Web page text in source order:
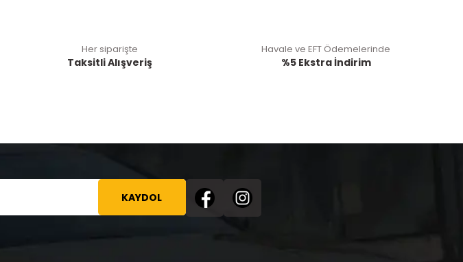
Her siparişte
Taksitli Alışveriş
Havale ve EFT Ödemelerinde
%5 Ekstra İndirim
KAYDOL